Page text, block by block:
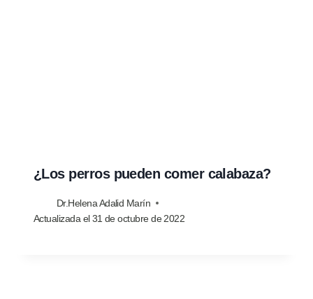
¿Los perros pueden comer calabaza?
Dr.Helena Adalid Marín
Actualizada el 31 de octubre de 2022